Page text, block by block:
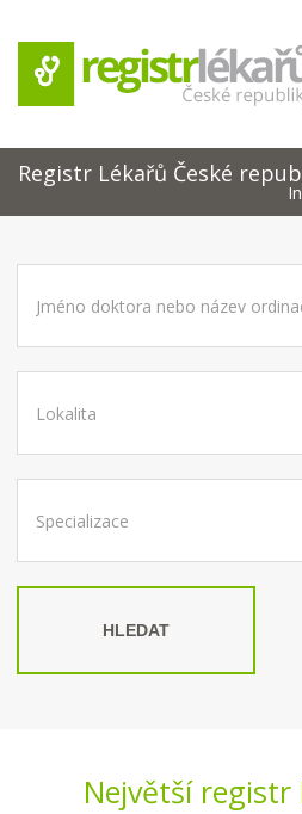
Registr Lékařů České
HLEDAT
Největší registr